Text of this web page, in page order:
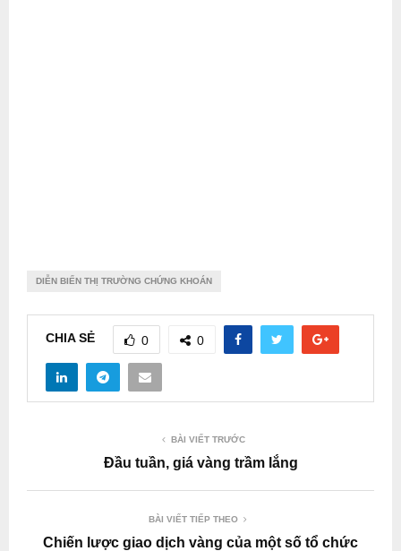
DIỄN BIẾN THỊ TRƯỜNG CHỨNG KHOÁN
CHIA SẺ 0 0
BÀI VIẾT TRƯỚC
Đầu tuần, giá vàng trầm lắng
BÀI VIẾT TIẾP THEO
Chiến lược giao dịch vàng của một số tổ chức